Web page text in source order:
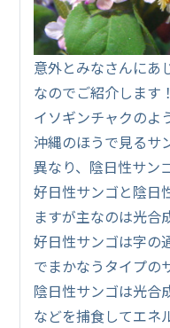
意外とみなさんにあ
なのでご紹介します！
イソギンチャクのよ
沖縄のほうで見るサ
異なり、陰日性サン
好日性サンゴと陰日
ますが主なのは光合
好日性サンゴは字の
でまかなうタイプの
陰日性サンゴは光合
などを捕食してエネ